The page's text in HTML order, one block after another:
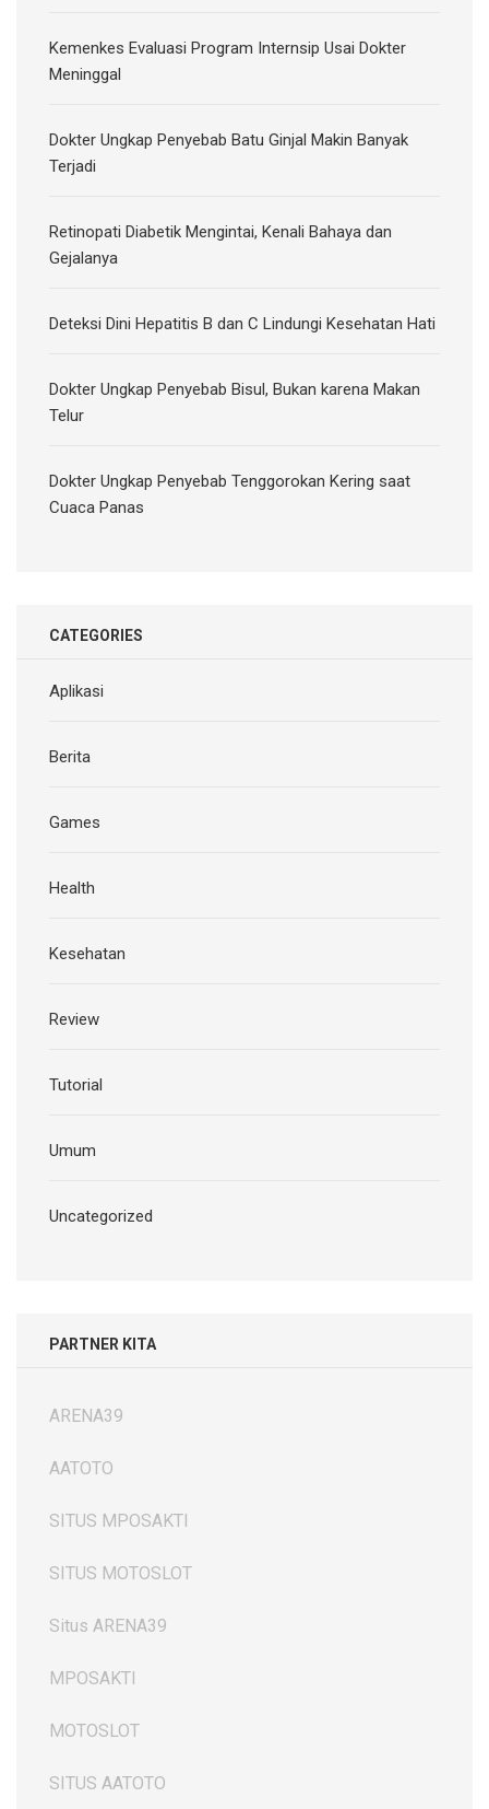
Kemenkes Evaluasi Program Internsip Usai Dokter
Meninggal
Dokter Ungkap Penyebab Batu Ginjal Makin Banyak
Terjadi
Retinopati Diabetik Mengintai, Kenali Bahaya dan
Gejalanya
Deteksi Dini Hepatitis B dan C Lindungi Kesehatan Hati
Dokter Ungkap Penyebab Bisul, Bukan karena Makan
Telur
Dokter Ungkap Penyebab Tenggorokan Kering saat
Cuaca Panas
CATEGORIES
Aplikasi
Berita
Games
Health
Kesehatan
Review
Tutorial
Umum
Uncategorized
PARTNER KITA
ARENA39
AATOTO
SITUS MPOSAKTI
SITUS MOTOSLOT
Situs ARENA39
MPOSAKTI
MOTOSLOT
SITUS AATOTO